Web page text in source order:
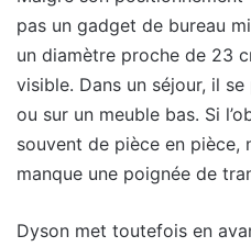
pas un gadget de bureau
un diamètre proche de 23
visible. Dans un séjour, il
ou sur un meuble bas. Si
souvent de pièce en pièce,
manque une poignée de
Dyson met toutefois en